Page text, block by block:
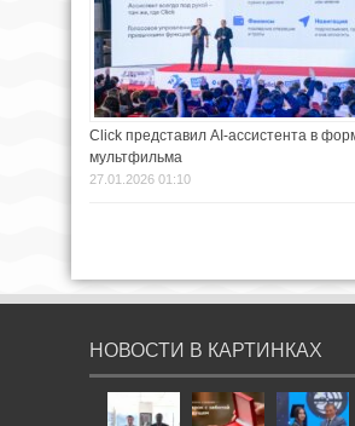
Click представил AI-ассистента в
мультфильма
27.01.2026 01:10
НОВОСТИ В КАРТИНКАХ